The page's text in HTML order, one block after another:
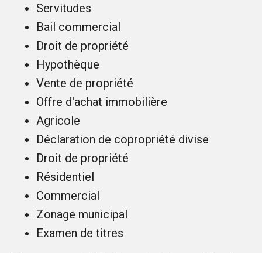
Servitudes
Bail commercial
Droit de propriété
Hypothèque
Vente de propriété
Offre d'achat immobilière
Agricole
Déclaration de copropriété divise
Droit de propriété
Résidentiel
Commercial
Zonage municipal
Examen de titres